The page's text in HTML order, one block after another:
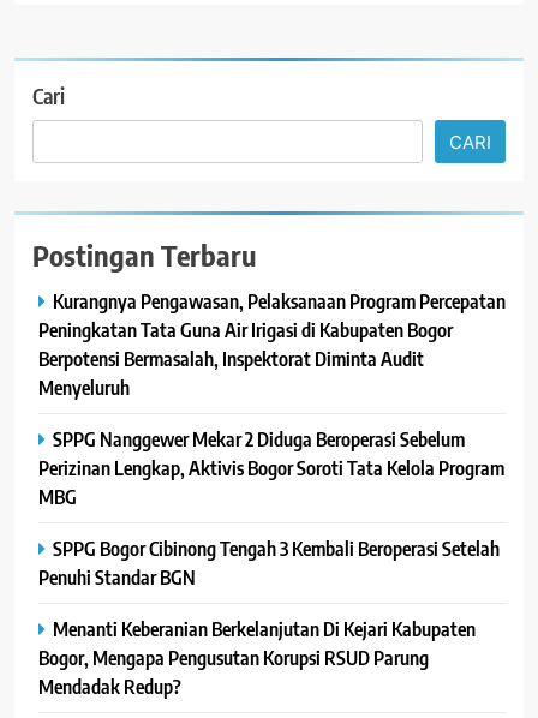
Cari
CARI
Postingan Terbaru
Kurangnya Pengawasan, Pelaksanaan Program Percepatan
Peningkatan Tata Guna Air Irigasi di Kabupaten Bogor
Berpotensi Bermasalah, Inspektorat Diminta Audit
Menyeluruh
SPPG Nanggewer Mekar 2 Diduga Beroperasi Sebelum
Perizinan Lengkap, Aktivis Bogor Soroti Tata Kelola Program
MBG
SPPG Bogor Cibinong Tengah 3 Kembali Beroperasi Setelah
Penuhi Standar BGN
Menanti Keberanian Berkelanjutan Di Kejari Kabupaten
Bogor, Mengapa Pengusutan Korupsi RSUD Parung
Mendadak Redup?